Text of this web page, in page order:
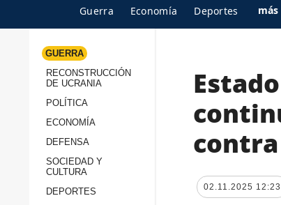
Guerra Economía Deportes
TODAS LAS
Reconstrucción de
GUERRA
RECONSTRUCCIÓN
DE UCRANIA
POLÍTICA
ECONOMÍA
DEFENSA
SOCIEDAD Y
CULTURA
DEPORTES
02.11.2025 12:23